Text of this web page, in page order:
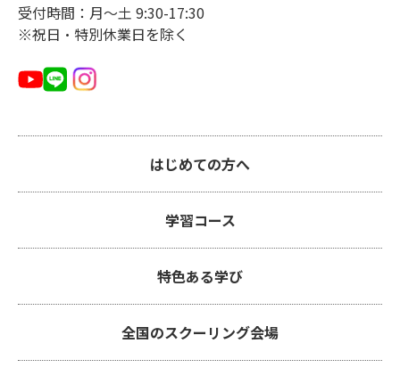
受付時間：月〜土 9:30-17:30
※祝日・特別休業日を除く
はじめての方へ
学習コース
特色ある学び
全国のスクーリング会場